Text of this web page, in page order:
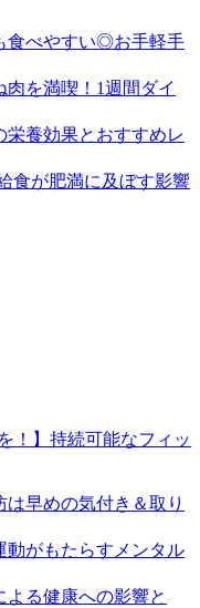
食べやすい◎お手軽手
を満喫！1週間ダイ
栄養効果とおすすめレ
食が肥満に及ぼす影響
！】持続可能なフィッ
は早めの気付き＆取り
動がもたらすメンタル
よる健康への影響と